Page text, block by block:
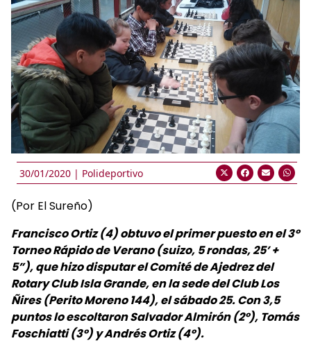
30/01/2020 | Polideportivo
(Por El Sureño)
Francisco Ortiz (4) obtuvo el primer puesto en el 3º
Torneo Rápido de Verano (suizo, 5 rondas, 25’ +
5”), que hizo disputar el Comité de Ajedrez del
Rotary Club Isla Grande, en la sede del Club Los
Ñires (Perito Moreno 144), el sábado 25. Con 3,5
puntos lo escoltaron Salvador Almirón (2º), Tomás
Foschiatti (3º) y Andrés Ortiz (4º).